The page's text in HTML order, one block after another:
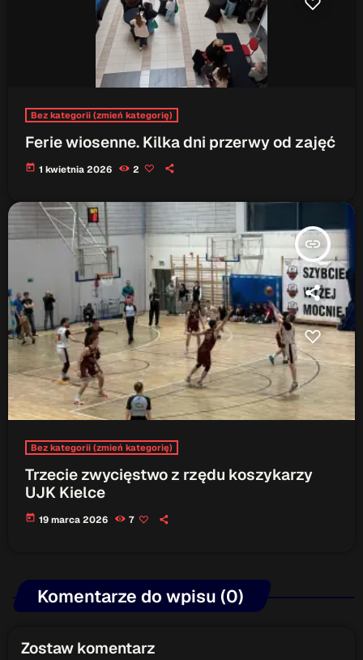
Bez kategorii (zmień kategorię)
Ferie wiosenne. Kilka dni przerwy od zajęć
today 1 kwietnia 2026 2
insert_link
Bez kategorii (zmień kategorię)
Trzecie zwycięstwo z rzędu koszykarzy
UJK Kielce
today 19 marca 2026 7
Komentarze do wpisu (0)
Zostaw komentarz